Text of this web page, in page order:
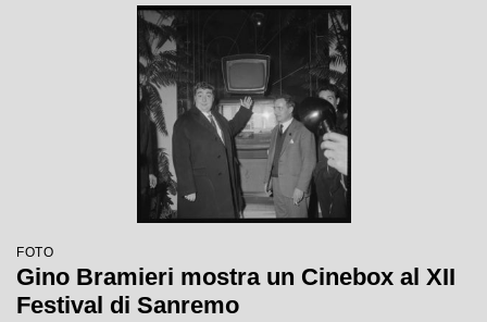
FOTO
Gino Bramieri mostra un Cinebox al XII
Festival di Sanremo